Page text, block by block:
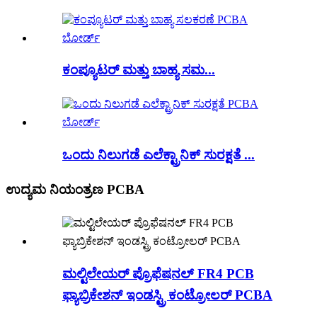
ಕಂಪ್ಯೂಟರ್ ಮತ್ತು ಬಾಹ್ಯ ಸಮ...
ಒಂದು ನಿಲುಗಡೆ ಎಲೆಕ್ಟ್ರಾನಿಕ್ ಸುರಕ್ಷತೆ ...
ಉದ್ಯಮ ನಿಯಂತ್ರಣ PCBA
ಮಲ್ಟಿಲೇಯರ್ ಪ್ರೊಫೆಷನಲ್ FR4 PCB
ಫ್ಯಾಬ್ರಿಕೇಶನ್ ಇಂಡಸ್ಟ್ರಿ ಕಂಟ್ರೋಲರ್ PCBA